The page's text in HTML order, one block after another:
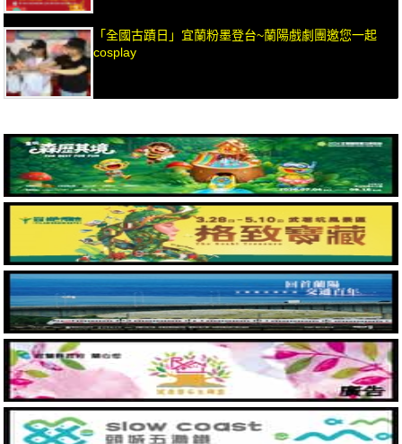
「全國古蹟日」宜蘭粉墨登台~蘭陽戲劇團邀您一起
cosplay